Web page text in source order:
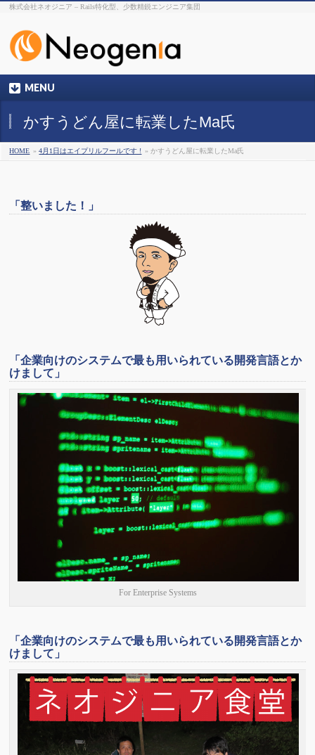
株式会社ネオジニア – Rails特化型、少数精鋭エンジニア集団
MENU
かすうどん屋に転業したMa氏
HOME »4月1日はエイプリルフールです ! » かすうどん屋に転業したMa氏
「整いました！」
「企業向けのシステムで最も用いられている開発言語とか
けまして」
For Enterprise Systems
「企業向けのシステムで最も用いられている開発言語とか
けまして」